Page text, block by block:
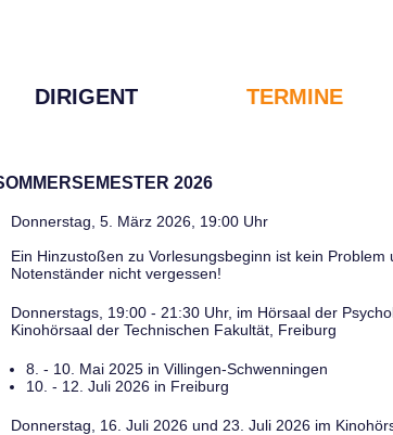
DIRIGENT TERMINE
2026
Donnerstag, 5. März 2026, 19:00 Uhr
Ein Hinzustoßen zu Vorlesungsbeginn ist kein Problem
Notenständer nicht vergessen!
Donnerstags, 19:00 - 21:30 Uhr, im Hörsaal der
Kinohörsaal der Technischen Fakultät, Freiburg
8. - 10. Mai 2025 in Villingen-Schwenningen
10. - 12. Juli 2026 in Freiburg
Donnerstag, 16. Juli 2026 und 23. Juli 2026 im